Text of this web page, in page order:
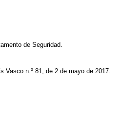
de Seguridad.
n.º 81, de 2 de mayo de 2017.